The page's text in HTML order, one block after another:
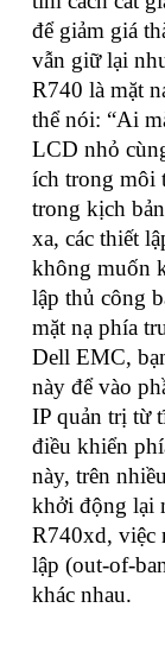
để giảm giá
vẫn giữ lại
R740 là mặt
thể nói: “Ai
LCD nhỏ
ích trong môi
trong kịch
xa, các thiết
không muốn
lập thủ công
mặt nạ phía
Dell EMC,
này để vào
IP quản trị từ
điều khiển
này, trên
khởi động lại
R740xd, việc
lập (out-of-
khác nhau.